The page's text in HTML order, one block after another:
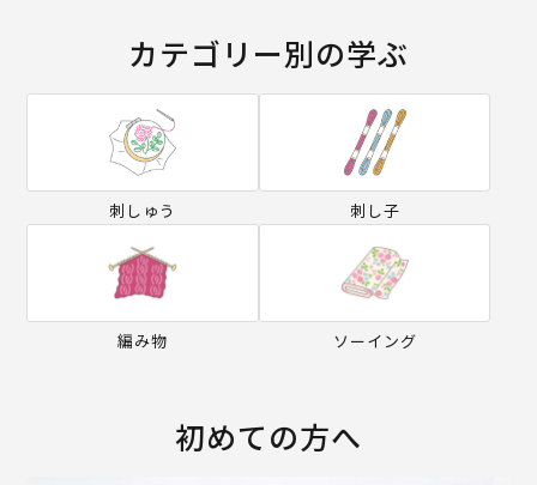
カテゴリー別の学ぶ
刺しゅう 刺し子
編み物 ソーイング
初めての方へ